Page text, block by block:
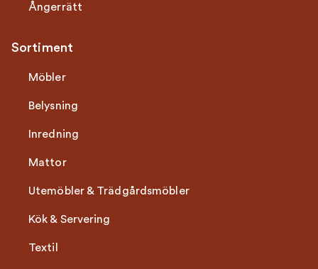
Ångerrätt
Sortiment
Möbler
Belysning
Inredning
Mattor
Utemöbler & Trädgårdsmöbler
Kök & Servering
Textil